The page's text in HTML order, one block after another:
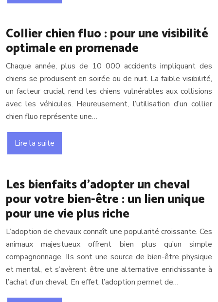
Collier chien fluo : pour une visibilité
optimale en promenade
Chaque année, plus de 10 000 accidents impliquant des
chiens se produisent en soirée ou de nuit. La faible visibilité,
un facteur crucial, rend les chiens vulnérables aux collisions
avec les véhicules. Heureusement, l’utilisation d’un collier
chien fluo représente une…
Lire la suite
Les bienfaits d’adopter un cheval
pour votre bien-être : un lien unique
pour une vie plus riche
L’adoption de chevaux connaît une popularité croissante. Ces
animaux majestueux offrent bien plus qu’un simple
compagnonnage. Ils sont une source de bien-être physique
et mental, et s’avèrent être une alternative enrichissante à
l’achat d’un cheval. En effet, l’adoption permet de…